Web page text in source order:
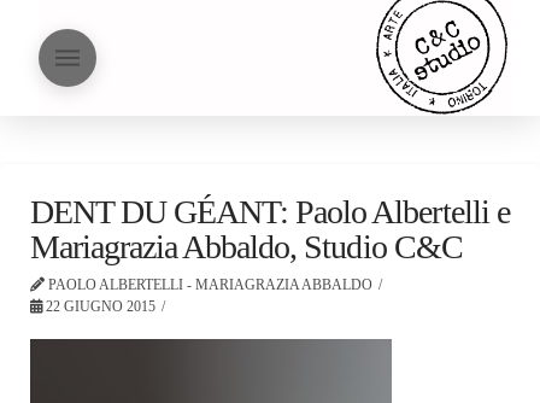
DENT DU GÉANT: Paolo Albertelli e
Mariagrazia Abbaldo, Studio C&C
PAOLO ALBERTELLI - MARIAGRAZIA ABBALDO
22 GIUGNO 2015